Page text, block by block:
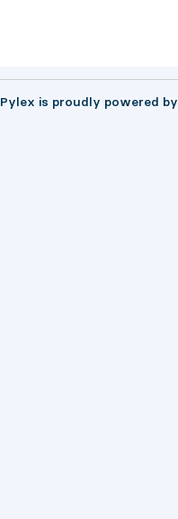
Pylex is proudly powered by